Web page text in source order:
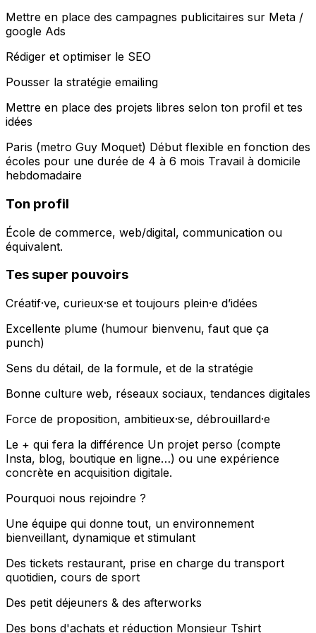
Mettre en place des campagnes publicitaires sur Meta /
google Ads
Rédiger et optimiser le SEO
Pousser la stratégie emailing
Mettre en place des projets libres selon ton profil et tes
idées
Paris (metro Guy Moquet) Début flexible en fonction des
écoles pour une durée de 4 à 6 mois Travail à domicile
hebdomadaire
Ton profil
École de commerce, web/digital, communication ou
équivalent.
Tes super pouvoirs
Créatif·ve, curieux·se et toujours plein·e d’idées
Excellente plume (humour bienvenu, faut que ça
punch)
Sens du détail, de la formule, et de la stratégie
Bonne culture web, réseaux sociaux, tendances digitales
Force de proposition, ambitieux·se, débrouillard·e
Le + qui fera la différence Un projet perso (compte
Insta, blog, boutique en ligne…) ou une expérience
concrète en acquisition digitale.
Pourquoi nous rejoindre ?
Une équipe qui donne tout, un environnement
bienveillant, dynamique et stimulant
Des tickets restaurant, prise en charge du transport
quotidien, cours de sport
Des petit déjeuners & des afterworks
Des bons d'achats et réduction Monsieur Tshirt